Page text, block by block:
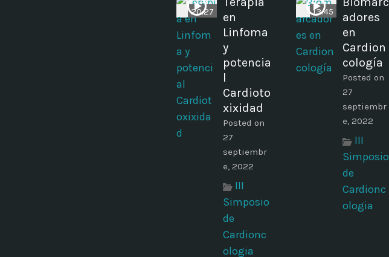
20:27
en
Linfoma
y
potencia
l
Cardioto
xixidad
Posted on
27
septiembr
e, 2022
III
Simposio
de
Cardionc
ologia
13:45
adores
en
Cardion
cología
Posted on
27
septiembr
e, 2022
III
Simposio
de
Cardionc
ologia